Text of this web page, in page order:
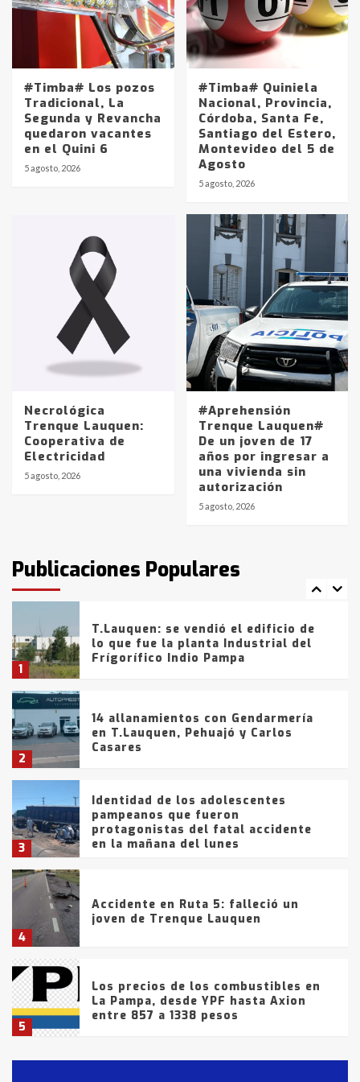
#Timba# Los pozos
Tradicional, La
Segunda y Revancha
quedaron vacantes
en el Quini 6
5 agosto, 2026
#Timba# Quiniela
Nacional, Provincia,
Córdoba, Santa Fe,
Santiago del Estero,
Montevideo del 5 de
Agosto
5 agosto, 2026
Necrológica
Trenque Lauquen:
Cooperativa de
Electricidad
5 agosto, 2026
#Aprehensión
Trenque Lauquen#
De un joven de 17
años por ingresar a
una vivienda sin
autorización
5 agosto, 2026
Publicaciones Populares
Identidad de los adolescentes
pampeanos que fueron
en la mañana del lunes
Accidente en Ruta 5: falleció un
joven de Trenque Lauquen
Los precios de los combustibles en
La Pampa, desde YPF hasta Axion
entre 857 a 1338 pesos
La Bolsa de Cereales de Bahía
Blanca anticipa que Agosto vendrá
con lluvias y heladas, en gran parte
fueron detenidos por
comercialización de drogas en la
tarde del sábado
1
T.Lauquen: se vendió el edificio de
lo que fue la planta Industrial del
Frígorífico Indio Pampa
2
14 allanamientos con Gendarmería
en T.Lauquen, Pehuajó y Carlos
Casares
3
Identidad de los adolescentes
pampeanos que fueron
protagonistas del fatal accidente
en la mañana del lunes
4
Accidente en Ruta 5: falleció un
joven de Trenque Lauquen
5
Los precios de los combustibles en
La Pampa, desde YPF hasta Axion
entre 857 a 1338 pesos